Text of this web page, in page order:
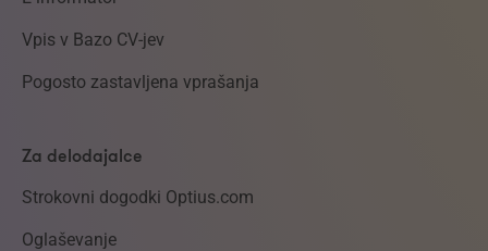
Vpis v Bazo CV-jev
Pogosto zastavljena vprašanja
Za delodajalce
Strokovni dogodki Optius.com
Oglaševanje